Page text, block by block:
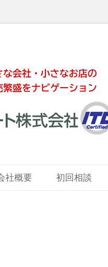
式会社
社概要 初回相談